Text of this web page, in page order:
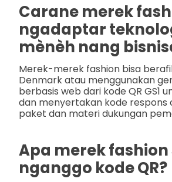
Carane merek
ngadaptar
mènèh nang
Merek-merek fashion bisa
Denmark atau menggunakan
berbasis web dari kode QR GS1
dan menyertakan kode
paket dan materi dukungan
Apa merek fashion
nganggo kode QR?